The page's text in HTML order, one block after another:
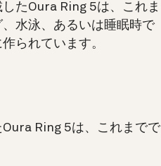
たOura Ring 5は、これま
水泳、あるいは睡眠時で
られています。
Ring 5は、これまでで